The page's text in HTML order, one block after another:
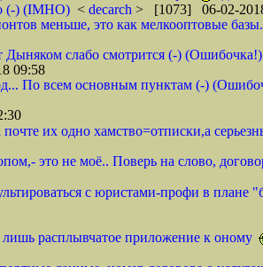
(-) (IMHO) < decarch > [1073] 06-02-
меньше, это как мелкооптовые
Дыняком слабо смотрится (-) (Ошибочка!)
09:58
По всем основным пунктам (-)
их одно хамство=отписки,а
это не моё.. Поверь на слово,
с юристами-профи в плане
лишь расплывчатое приложение к оному